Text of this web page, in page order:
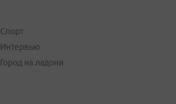
Спорт
Интервью
Город на ладони